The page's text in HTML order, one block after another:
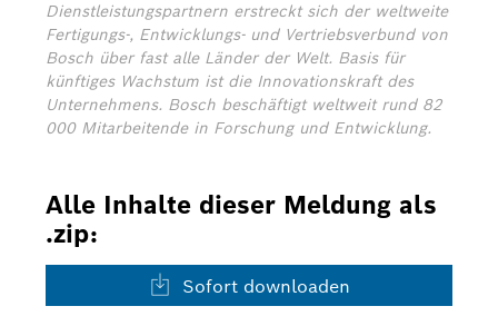
Dienstleistungspartnern erstreckt sich der weltweite
Fertigungs-, Entwicklungs- und Vertriebsverbund von
Bosch über fast alle Länder der Welt. Basis für
künftiges Wachstum ist die Innovationskraft des
Unternehmens. Bosch beschäftigt weltweit rund 82
000 Mitarbeitende in Forschung und Entwicklung.
Alle Inhalte dieser Meldung als
.zip:
Sofort downloaden